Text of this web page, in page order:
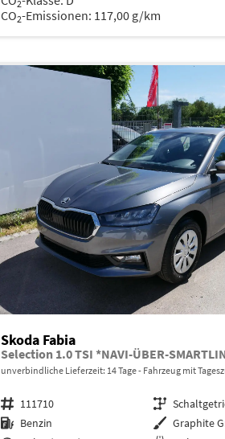
2
CO2-Emissionen: 117,00 g/km
Skoda Fabia
unverbindliche Lieferzeit: 14 Tage Fahrzeug mit
Fahrzeugnr. 111710 Getriebe
Kraftstoff Benzin Außenfarbe Graphite